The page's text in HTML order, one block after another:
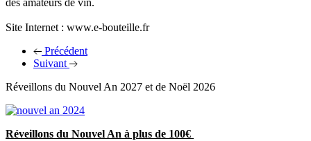
Site Internet : www.e-bouteille.fr
Précédent
Suivant
Réveillons du Nouvel An 2027 et de Noël 2026
Réveillons du Nouvel An à plus de 100€